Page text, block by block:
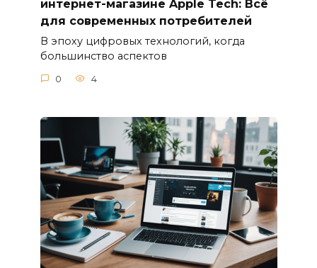
интернет-магазине Apple Tech: Всё
для современных потребителей
В эпоху цифровых технологий, когда
большинство аспектов
0 4